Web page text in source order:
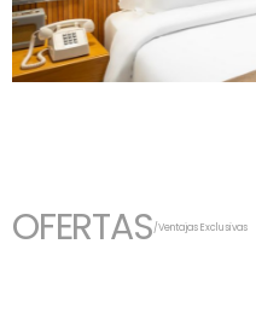
OFERTAS/Ventajas Exclusivas